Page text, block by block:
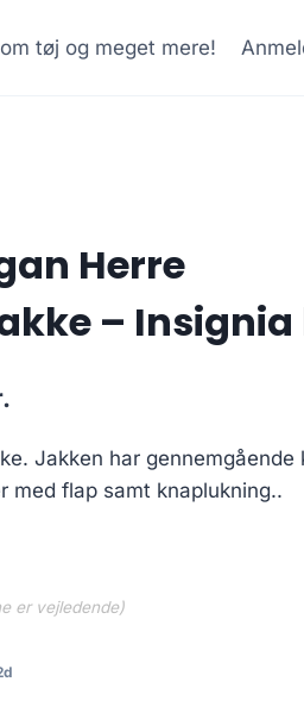
tøj og meget mere!
Herre
– Insignia
is:
Jakken har gennemgående
med flap samt knaplukning..
er vejledende)